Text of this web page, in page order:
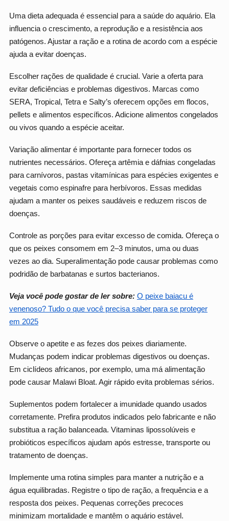
Uma dieta adequada é essencial para a saúde do aquário. Ela
influencia o crescimento, a reprodução e a resistência aos
patógenos. Ajustar a ração e a rotina de acordo com a espécie
ajuda a evitar doenças.
Escolher rações de qualidade é crucial. Varie a oferta para
evitar deficiências e problemas digestivos. Marcas como
SERA, Tropical, Tetra e Salty’s oferecem opções em flocos,
pellets e alimentos específicos. Adicione alimentos congelados
ou vivos quando a espécie aceitar.
Variação alimentar é importante para fornecer todos os
nutrientes necessários. Ofereça artêmia e dáfnias congeladas
para carnívoros, pastas vitamínicas para espécies exigentes e
vegetais como espinafre para herbívoros. Essas medidas
ajudam a manter os peixes saudáveis e reduzem riscos de
doenças.
Controle as porções para evitar excesso de comida. Ofereça o
que os peixes consomem em 2–3 minutos, uma ou duas
vezes ao dia. Superalimentação pode causar problemas como
podridão de barbatanas e surtos bacterianos.
Veja você pode gostar de ler sobre: O peixe baiacu é
venenoso? Tudo o que você precisa saber para se proteger
em 2025
Observe o apetite e as fezes dos peixes diariamente.
Mudanças podem indicar problemas digestivos ou doenças.
Em ciclídeos africanos, por exemplo, uma má alimentação
pode causar Malawi Bloat. Agir rápido evita problemas sérios.
Suplementos podem fortalecer a imunidade quando usados
corretamente. Prefira produtos indicados pelo fabricante e não
substitua a ração balanceada. Vitaminas lipossolúveis e
probióticos específicos ajudam após estresse, transporte ou
tratamento de doenças.
Implemente uma rotina simples para manter a nutrição e a
água equilibradas. Registre o tipo de ração, a frequência e a
resposta dos peixes. Pequenas correções precoces
minimizam mortalidade e mantêm o aquário estável.